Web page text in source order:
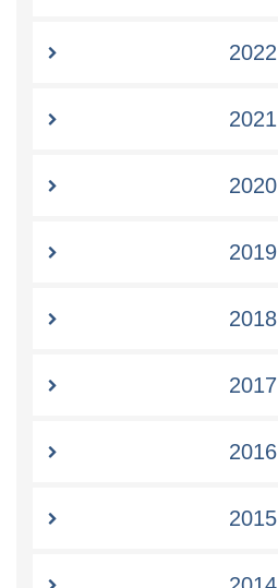
2022
2021
2020
2019
2018
2017
2016
2015